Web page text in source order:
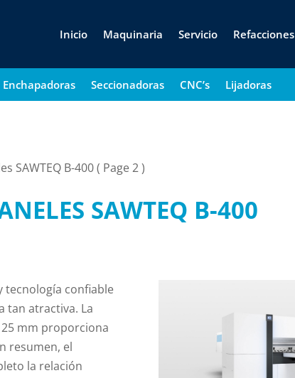
Inicio Maquinaria Servicio Refacciones
Enchapadoras Seccionadoras CNC’s Lijadoras
SAWTEQ B-400( Page 2 )
SAWTEQ B-400
tecnología confiable
tan atractiva. La
mm proporciona
resumen, el
la relación